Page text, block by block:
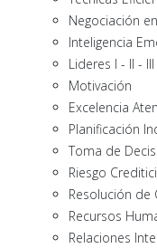
Negociación
Inteligencia
Lideres I - II - III
Motivación
Excelencia
Planificación
Toma de
Riesgo
Resolución de
Recursos
Relaciones